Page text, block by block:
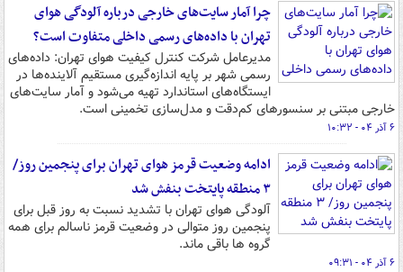
چرا آمار سایت‌های خارجی درباره آلودگی هوای
تهران با داده‌های رسمی داخلی متفاوت است؟
مدیرعامل شرکت کنترل کیفیت هوای تهران: داده‌های
رسمی شهر بر پایه اندازه‌گیری مستقیم آلاینده‌ها در
ایستگاه‌های استاندارد تهیه می‌شود و آمار سایت‌های
خارجی مبتنی بر سنسورهای کم‌دقت و مدل‌سازی تخمینی است.
۶ آذر ۰۴ - ۱۰:۳۲
ادامه وضعیت قرمز هوای تهران برای پنجمین روز/
۳ منطقه پایتخت بنفش شد
آلودگی هوای تهران با تشدید نسبت به روز قبل برای
پنجمین روز متوالی در وضعیت قرمز ناسالم برای همه
گروه ها باقی ماند.
۶ آذر ۰۴ - ۰۹:۳۱